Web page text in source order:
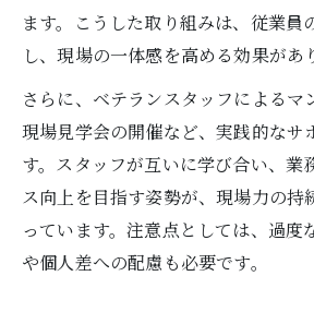
ます。こうした取り組みは、従業員
し、現場の一体感を高める効果があ
さらに、ベテランスタッフによるマ
現場見学会の開催など、実践的なサ
す。スタッフが互いに学び合い、業
ス向上を目指す姿勢が、現場力の持
っています。注意点としては、過度
や個人差への配慮も必要です。